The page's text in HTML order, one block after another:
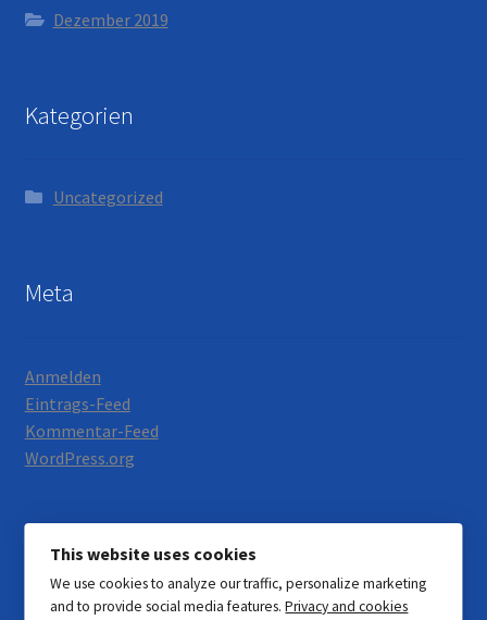
Dezember 2019
Kategorien
Uncategorized
Meta
Anmelden
Eintrags-Feed
Kommentar-Feed
WordPress.org
© Motorrad Neumann 2026
This website uses cookies
We use cookies to analyze our traffic, personalize marketing
and to provide social media features.Privacy and cookies